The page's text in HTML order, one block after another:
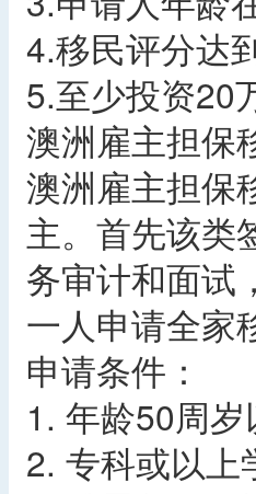
4.移民评分达
5.至少投资20
澳洲雇主担保
澳洲雇主担保
主。首先该类
务审计和面试
一人申请全家
申请条件：
1. 年龄50周岁
2. 专科或以上